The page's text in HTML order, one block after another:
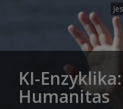
KI-
Humanitas